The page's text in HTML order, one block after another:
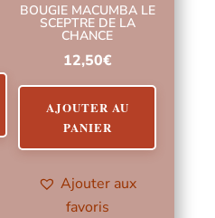
BOUGIE MACUMBA LE
SCEPTRE DE LA
CHANCE
12,50€
AJOUTER AU
PANIER
Ajouter aux
favoris